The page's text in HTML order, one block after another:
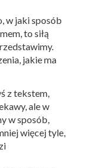
w jaki sposób
to siłą
jakie ma
z tekstem,
ale w
w sposób,
więcej tyle,